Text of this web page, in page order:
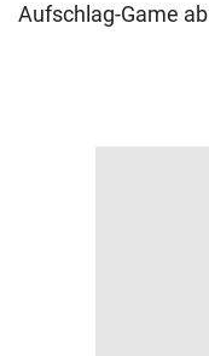
Aufschlag-Game